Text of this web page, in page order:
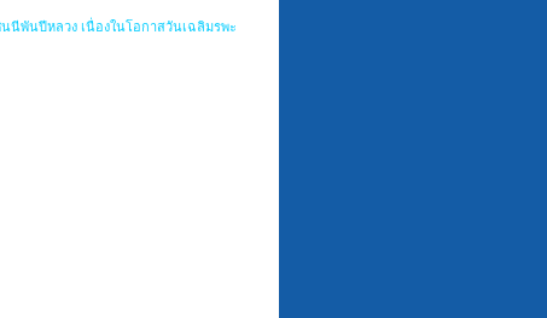
นีพันปีหลวง เนื่องในโอกาสวันเฉลิมรพะ